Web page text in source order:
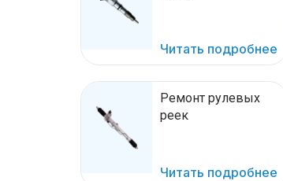
Читать подробнее
Ремонт рулевых
реек
Читать подробнее